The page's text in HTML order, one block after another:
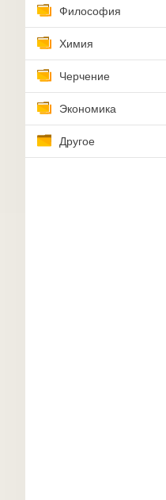
Философия
Химия
Черчение
Экономика
Другое